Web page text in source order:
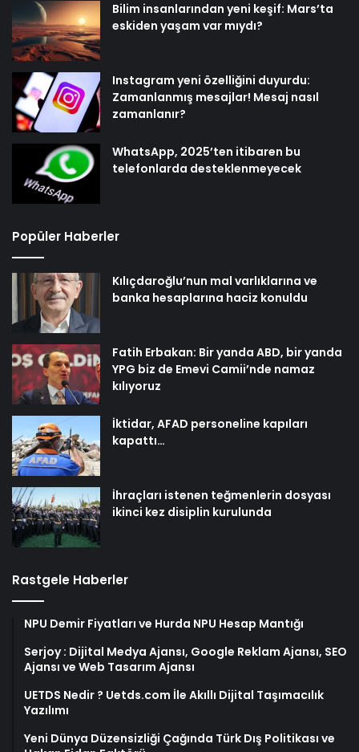
Bilim insanlarından yeni keşif: Mars’ta
eskiden yaşam var mıydı?
Instagram yeni özelliğini duyurdu:
Zamanlanmış mesajlar! Mesaj nasıl
zamanlanır?
WhatsApp, 2025’ten itibaren bu
telefonlarda desteklenmeyecek
Popüler Haberler
Kılıçdaroğlu’nun mal varlıklarına ve
banka hesaplarına haciz konuldu
Fatih Erbakan: Bir yanda ABD, bir yanda
YPG biz de Emevi Camii’nde namaz
kılıyoruz
İktidar, AFAD personeline kapıları
kapattı…
İhraçları istenen teğmenlerin dosyası
ikinci kez disiplin kurulunda
Rastgele Haberler
NPU Demir Fiyatları ve Hurda NPU Hesap Mantığı
Serjoy : Dijital Medya Ajansı, Google Reklam Ajansı, SEO
Ajansı ve Web Tasarım Ajansı
UETDS Nedir ? Uetds.com İle Akıllı Dijital Taşımacılık
Yazılımı
Yeni Dünya Düzensizliği Çağında Türk Dış Politikası ve